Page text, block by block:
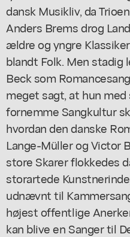
dansk Musikliv, da
Anders Brems drog
ældre og yngre
blandt Folk. Men stadig
Beck som
meget sagt, at hun
fornemme Sangkultur
hvordan den danske
Lange-Müller og Victor
store Skarer flokkedes
storartede
udnævnt til
højest offentlige
kan blive en Sanger til